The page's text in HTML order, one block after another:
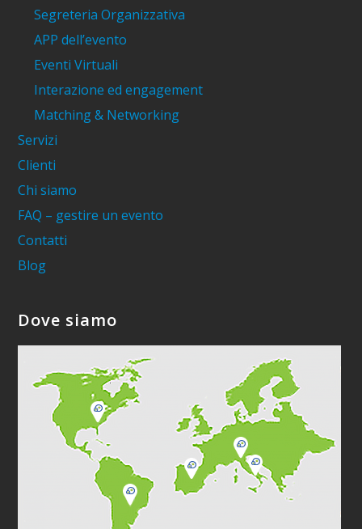
Segreteria Organizzativa
APP dell’evento
Eventi Virtuali
Interazione ed engagement
Matching & Networking
Servizi
Clienti
Chi siamo
FAQ – gestire un evento
Contatti
Blog
Dove siamo